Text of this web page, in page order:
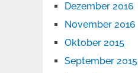
Dezember 2016
November 2016
Oktober 2015
September 2015